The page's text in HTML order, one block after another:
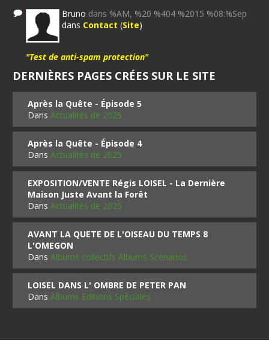
Bruno dans %AM, %20 %404 %2015 %08:%Sep
dans Contact (Site)
"Test de anti-spam protection"
DERNIÈRES PAGES CRÉES SUR LE SITE
Après la Quête - Épisode 5
DansActualités de 2025
Après la Quête - Épisode 4
DansActualités de 2025
EXPOSITION/VENTE Régis LOISEL - La Dernière
Maison Juste Avant la Forêt
DansActualités de 2025
AVANT LA QUETE DE L'OISEAU DU TEMPS 8
L'OMEGON
DansAlbums collectifs Albums Scénarios
LOISEL DANS L' OMBRE DE PETER PAN
DansAlbums Editions Spéciales